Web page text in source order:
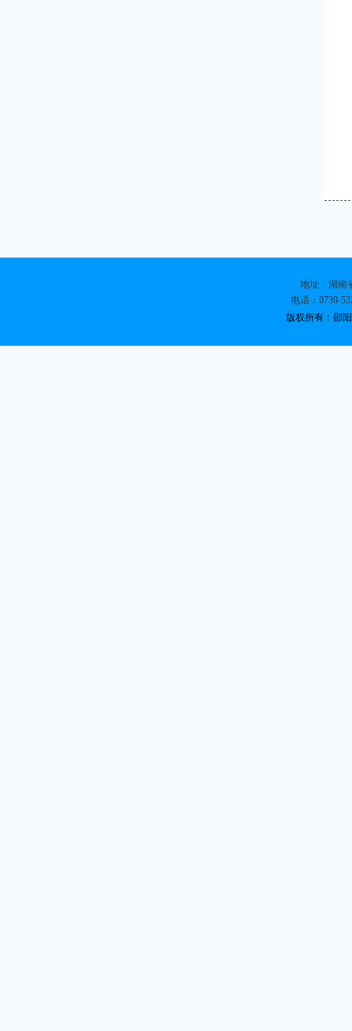
地址：湖南
电话：0739-
版权所有：邵